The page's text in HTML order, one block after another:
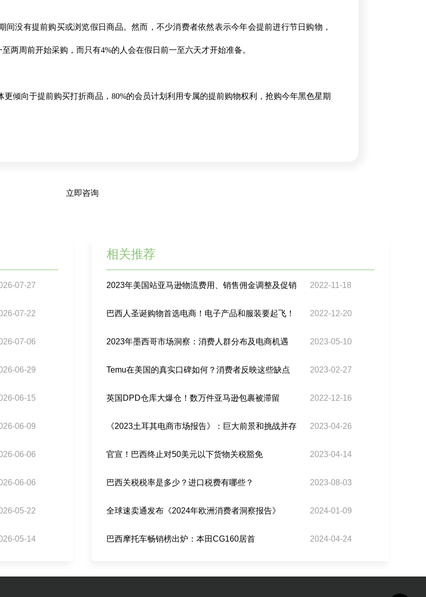
间没有提前购买或浏览假日商品。然而，不少消费者依然表示今年会提前进行节日购物，
两周前开始采购，而只有4%的人会在假日前一至六天才开始准备。
更倾向于提前购买打折商品，80%的会员计划利用专属的提前购物权利，抢购今年黑色星期
立即咨询
相关推荐
2023年美国站亚马逊物流费用、销售佣金调整及促销 2022-11-18
巴西人圣诞购物首选电商！电子产品和服装要起飞！ 2022-12-20
2023年墨西哥市场洞察：消费人群分布及电商机遇 2023-05-10
Temu在美国的真实口碑如何？消费者反映这些缺点 2023-02-27
英国DPD仓库大爆仓！数万件亚马逊包裹被滞留 2022-12-16
《2023土耳其电商市场报告》：巨大前景和挑战并存 2023-04-26
官宣！巴西终止对50美元以下货物关税豁免 2023-04-14
巴西关税税率是多少？进口税费有哪些？ 2023-08-03
全球速卖通发布《2024年欧洲消费者洞察报告》 2024-01-09
巴西摩托车畅销榜出炉：本田CG160居首 2024-04-24
07-27
07-22
07-06
06-29
06-15
06-09
06-06
06-06
05-22
05-14